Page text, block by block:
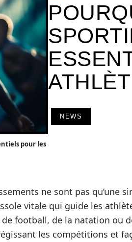
pour les
NEWS
ne sont pas qu’une
vitale qui guide les
football, de la natation ou
les compétitions et